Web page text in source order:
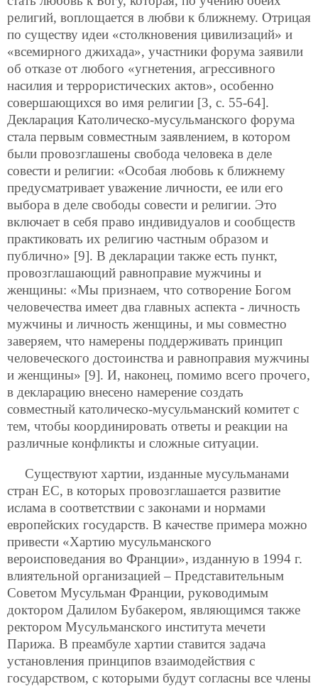
религий, воплощается в любви к ближнему. Отрицая
по существу идеи «столкновения цивилизаций» и
«всемирного джихада», участники форума заявили
об отказе от любого «угнетения, агрессивного
насилия и террористических актов», особенно
совершающихся во имя религии [3, с. 55-64].
Декларация Католическо-мусульманского форума
стала первым совместным заявлением, в котором
были провозглашены свобода человека в деле
совести и религии: «Особая любовь к ближнему
предусматривает уважение личности, ее или его
выбора в деле свободы совести и религии. Это
включает в себя право индивидуалов и сообществ
практиковать их религию частным образом и
публично» [9]. В декларации также есть пункт,
провозглашающий равноправие мужчины и
женщины: «Мы признаем, что сотворение Богом
человечества имеет два главных аспекта - личность
мужчины и личность женщины, и мы совместно
заверяем, что намерены поддерживать принцип
человеческого достоинства и равноправия мужчины
и женщины» [9]. И, наконец, помимо всего прочего,
в декларацию внесено намерение создать
совместный католическо-мусульманский комитет с
тем, чтобы координировать ответы и реакции на
различные конфликты и сложные ситуации.
Существуют хартии, изданные мусульманами
стран ЕС, в которых провозглашается развитие
ислама в соответствии с законами и нормами
европейских государств. В качестве примера можно
привести «Хартию мусульманского
вероисповедания во Франции», изданную в 1994 г.
влиятельной организацией – Представительным
Советом Мусульман Франции, руководимым
доктором Далилом Бубакером, являющимся также
ректором Мусульманского института мечети
Парижа. В преамбуле хартии ставится задача
установления принципов взаимодействия с
государством, с которыми будут согласны все члены